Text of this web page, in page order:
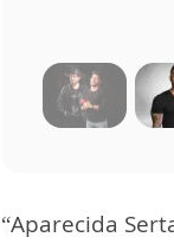
“Aparecida